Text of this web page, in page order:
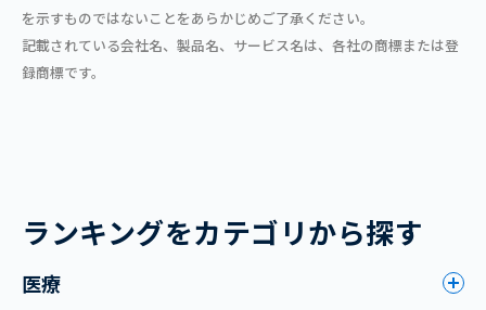
を示すものではないことをあらかじめご了承ください。
記載されている会社名、製品名、サービス名は、各社の商標または登
録商標です。
ランキングをカテゴリから探す
医療